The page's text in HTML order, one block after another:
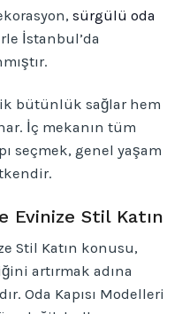
sürgülü oda
İstanbul’da
bütünlük sağlar hem
İç mekanın tüm
seçmek, genel yaşam
Evinize Stil Katın
Stil Katın konusu,
artırmak adına
Oda Kapısı Modelleri